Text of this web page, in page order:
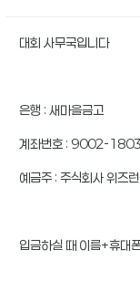
대회 사무국입니다
은행 : 새마을금고
계좌번호 : 9002-
예금주 : 주식회사 위즈
입금하실 때 이름+휴대